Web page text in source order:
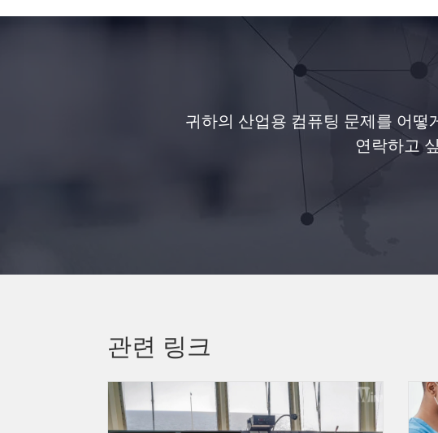
귀하의 산업용 컴퓨팅 문제를 어
연락하고
관련 링크